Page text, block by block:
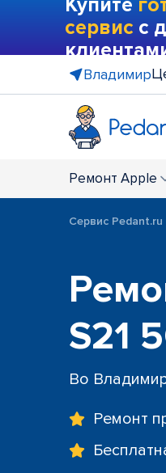
Купите
сервис с
Владимир
Ремонт Apple
Сервис Pedant.ru
S21
Во
Ремонт